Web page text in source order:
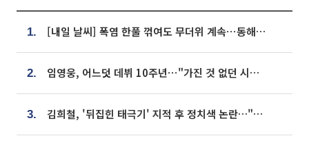
1. [내일 날씨] 폭염 한풀 꺾여도 무더위 계속⋯동해안 이틀 연속 비
2. 임영웅, 어느덧 데뷔 10주년⋯"가진 것 없던 시절, 내 앞엔 20명의 팬뿐"
3. 김희철, '뒤집힌 태극기' 지적 후 정치색 논란…"좌우 떠나 우리나라 국기"